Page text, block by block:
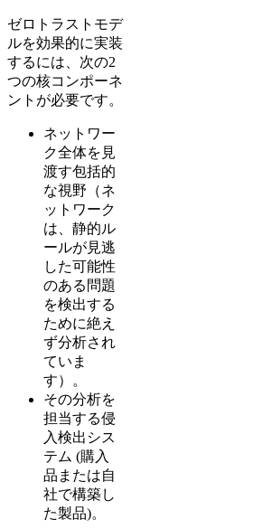
ゼロトラストモデ
ルを効果的に実装
するには、次の2
つの核コンポーネ
ントが必要です。
ネットワー
ク全体を見
渡す包括的
な視野（ネ
ットワーク
は、静的ル
ールが見逃
した可能性
のある問題
を検出する
ために絶え
ず分析され
ていま
す）。
その分析を
担当する侵
入検出シス
テム (購入
品または自
社で構築し
た製品)。